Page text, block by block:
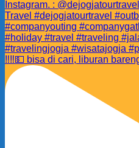
‼️‼️💵 bisa di cari, liburan